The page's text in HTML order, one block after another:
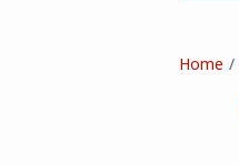
Home